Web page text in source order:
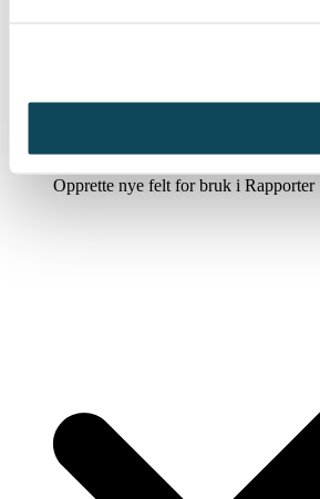
Opprette nye felt for bruk i Rapporter